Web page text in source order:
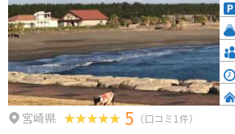
宮崎県 5 （口コミ1件）